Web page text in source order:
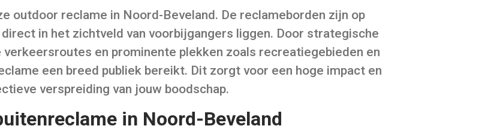
outdoor reclame in Noord-Beveland. De reclameborden zijn op
in het zichtveld van voorbijgangers liggen. Door strategische
en prominente plekken zoals recreatiegebieden en
een breed publiek bereikt. Dit zorgt voor een hoge impact en
verspreiding van jouw boodschap.
in Noord-Beveland